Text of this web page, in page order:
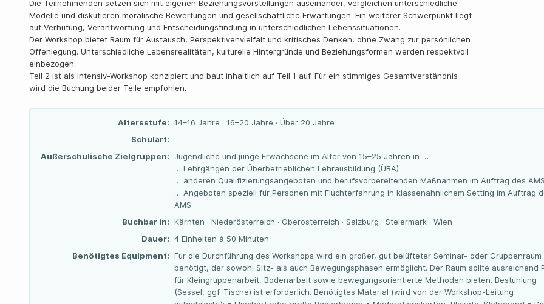
Die Teilnehmenden setzen sich mit eigenen Beziehungsvorstellungen auseinander, vergleichen unterschiedliche
Modelle und diskutieren moralische Bewertungen und gesellschaftliche Erwartungen. Ein weiterer Schwerpunkt liegt
auf Verhütung, Verantwortung und Entscheidungsfindung in unterschiedlichen Lebenssituationen.
Der Workshop bietet Raum für Austausch, Perspektivenvielfalt und kritisches Denken, ohne Zwang zur persönlichen
Offenlegung. Unterschiedliche Lebensrealitäten, kulturelle Hintergründe und Beziehungsformen werden respektvoll
einbezogen.
Teil 2 ist als Intensiv-Workshop konzipiert und baut inhaltlich auf Teil 1 auf. Für ein stimmiges Gesamtverständnis
wird die Buchung beider Teile empfohlen.
Altersstufe: 14–16 Jahre · 16–20 Jahre · Über 20 Jahre
Schulart:
Außerschulische Zielgruppen:
Jugendliche und junge Erwachsene im Alter von 15–25 Jahren in …
… Lehrgängen der Überbetrieblichen Lehrausbildung (ÜBA)
… anderen Qualifizierungsangeboten und berufsvorbereitenden Maßnahmen im Auftrag des AMS
… Angeboten speziell für Personen mit Fluchterfahrung in klassenähnlichem Setting im Auftrag
AMS
Buchbar in: Kärnten · Niederösterreich · Oberösterreich · Salzburg · Steiermark · Wien
Dauer: 4 Einheiten à 50 Minuten
Benötigtes Equipment: Für die Durchführung des Workshops wird ein großer, gut belüfteter Seminar- oder Gruppenraum
benötigt, der sowohl Sitz- als auch Bewegungsphasen ermöglicht. Der Raum sollte ausreichend
für Kleingruppenarbeit, Bodenarbeit sowie bewegungsorientierte Methoden bieten. Bestuhlung
(Sessel, ggf. Tische) ist erforderlich. Benötigtes Material (wird von der Workshop-Leitung